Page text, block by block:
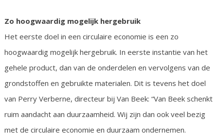
Zo hoogwaardig mogelijk hergebruik
Het eerste doel in een circulaire economie is een zo
hoogwaardig mogelijk hergebruik. In eerste instantie van het
gehele product, dan van de onderdelen en vervolgens van de
grondstoffen en gebruikte materialen. Dit is tevens het doel
van Perry Verberne, directeur bij Van Beek: “Van Beek schenkt
ruim aandacht aan duurzaamheid. Wij zijn dan ook veel bezig
met de circulaire economie en duurzaam ondernemen.